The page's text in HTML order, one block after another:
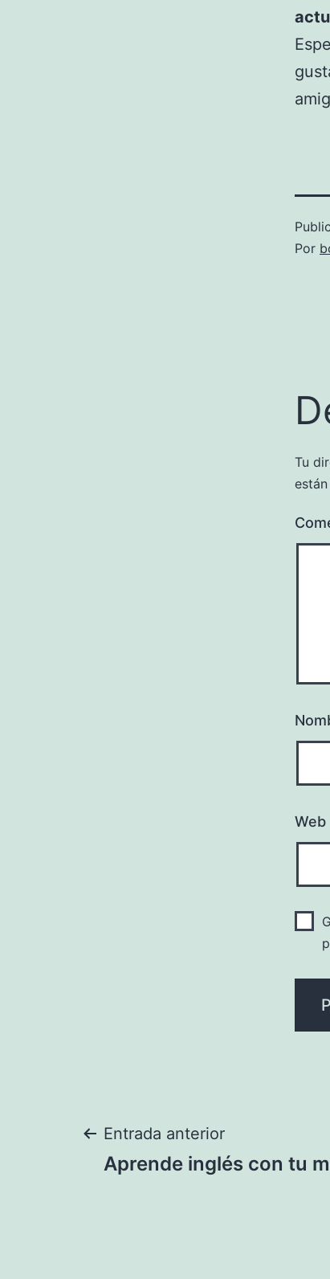
Por
Tu
Web
Navegación
Entrada anterior
Aprende inglés con tu